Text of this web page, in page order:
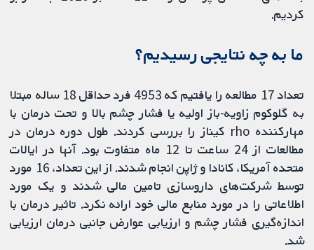
کردیم.
ما به چه نتایجی رسیدیم؟
تعداد 17 مطالعه را یافتیم که 4953 فرد حداقل 18 ساله مبتلا
به گلوکوم زاویه-باز اولیه یا فشار چشم بالا و تحت درمان با
مهارکننده rho کیناز را بررسی کردند. طول دوره درمان در
مطالعات از 24 ساعت تا 12 ماه متفاوت بود. آنها در ایالات
متحده آمریکا، کانادا و ژاپن انجام شدند. از این تعداد، 16 مورد
توسط شرکت‌های داروسازی تامین مالی شدند و یک مورد
اطلاعاتی را در مورد منابع مالی خود ارائه نکرد. تاثیر درمان با
اندازه‌گیری فشار چشم و ارزیابی عوارض جانبی درمان ارزیابی
شد.